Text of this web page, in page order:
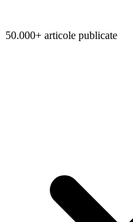
50.000+ articole publicate